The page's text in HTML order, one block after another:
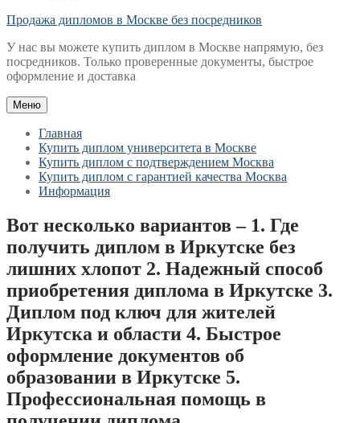
Продажа дипломов в Москве без посредников
У нас вы можете купить диплом в Москве напрямую, без
посредников. Только проверенные документы, быстрое
оформление и доставка
Меню
Главная
Купить диплом университета в Москве
Купить диплом с подтверждением Москва
Купить диплом с гарантией качества Москва
Информация
Вот несколько вариантов – 1. Где
получить диплом в Иркутске без
лишних хлопот 2. Надежный способ
приобретения диплома в Иркутске 3.
Диплом под ключ для жителей
Иркутска и области 4. Быстрое
оформление документов об
образовании в Иркутске 5.
Профессиональная помощь в